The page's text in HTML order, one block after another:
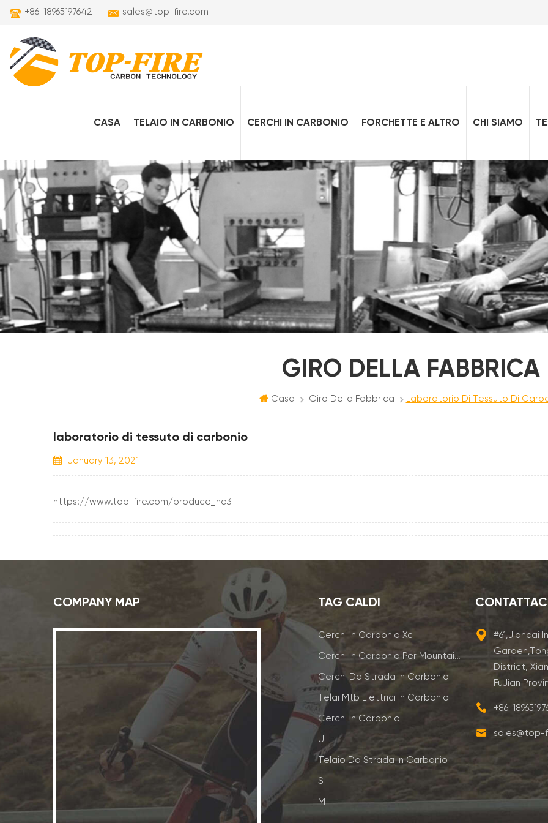
+86-18965197642 sales@top-fire.com
CASA TELAIO IN CARBONIO CERCHI IN CARBONIO FORCHETTE E ALTRO CHI SIAMO
GIRO DELLA FABBRICA
Casa Giro Della Fabbrica Laboratorio Di Tessuto Di
laboratorio di tessuto di carbonio
January 13, 2021
https://www.top-fire.com/produce_nc3
COMPANY MAP TAG CALDI
Cerchi In Carbonio Xc
Cerchi In Carbonio Per Mountain Bike
Cerchi Da Strada In Carbonio
Telai Mtb Elettrici In Carbonio
Cerchi In Carbonio
U
Telaio Da Strada In Carbonio
S
M
#61,Jiancai
District,
FuJian
+86-
sales@top-